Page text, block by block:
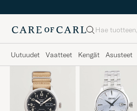
Haku
Uutuudet Vaatteet Kengät Asusteet